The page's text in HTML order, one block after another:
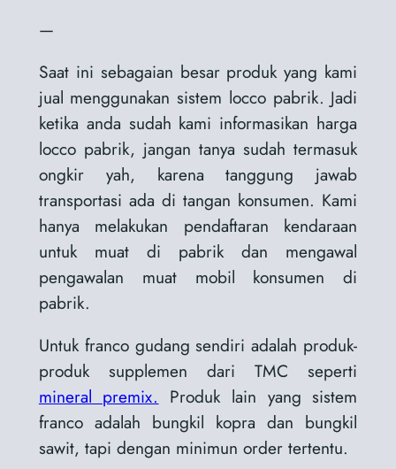
—
Saat ini sebagaian besar produk yang kami
jual menggunakan sistem locco pabrik. Jadi
ketika anda sudah kami informasikan harga
locco pabrik, jangan tanya sudah termasuk
ongkir yah, karena tanggung jawab
transportasi ada di tangan konsumen. Kami
hanya melakukan pendaftaran kendaraan
untuk muat di pabrik dan mengawal
pengawalan muat mobil konsumen di
pabrik.
Untuk franco gudang sendiri adalah produk-
produk supplemen dari TMC seperti
mineral premix. Produk lain yang sistem
franco adalah bungkil kopra dan bungkil
sawit, tapi dengan minimun order tertentu.